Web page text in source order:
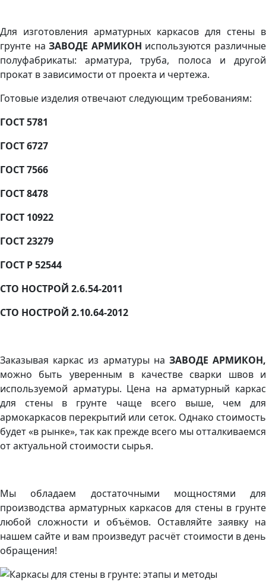
Для изготовления арматурных каркасов для стены в
грунте наЗАВОДЕ АРМИКОН используются различные
полуфабрикаты: арматура, труба, полоса и другой
прокат в зависимости от проекта и чертежа.
Готовые изделия отвечают следующим требованиям:
ГОСТ 5781
ГОСТ 6727
ГОСТ 7566
ГОСТ 8478
ГОСТ 10922
ГОСТ 23279
ГОСТ Р 52544
СТО НОСТРОЙ 2.6.54-2011
СТО НОСТРОЙ 2.10.64-2012
Заказывая каркас из арматуры на ЗАВОДЕ АРМИКОН,
можно быть уверенным в качестве сварки швов и
используемой арматуры. Цена на арматурный каркас
для стены в грунте чаще всего выше, чем для
армокаркасов перекрытий или сеток. Однако стоимость
будет «в рынке», так как прежде всего мы отталкиваемся
от актуальной стоимости сырья.
Мы обладаем достаточными мощностями для
производства арматурных каркасов для стены в грунте
любой сложности и объёмов. Оставляйте заявку на
нашем сайте и вам произведут расчёт стоимости в день
обращения!